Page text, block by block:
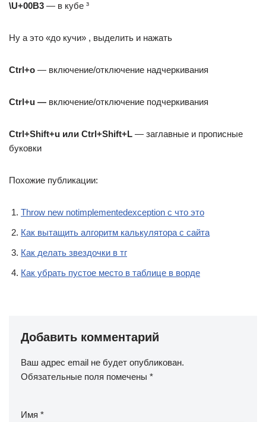
\U+00B3 — в кубе ³
Ну а это «до кучи» , выделить и нажать
Сtrl+o — включение/отключение надчеркивания
Сtrl+u — включение/отключение подчеркивания
Сtrl+Shift+u или Сtrl+Shift+L — заглавные и прописные
буковки
Похожие публикации:
Throw new notimplementedexception c что это
Как вытащить алгоритм калькулятора с сайта
Как делать звездочки в тг
Как убрать пустое место в таблице в ворде
Добавить комментарий
Ваш адрес email не будет опубликован.
Обязательные поля помечены *
Имя *